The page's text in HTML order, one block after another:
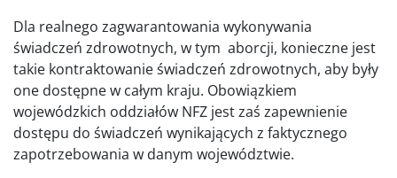
Dla realnego zagwarantowania wykonywania
świadczeń zdrowotnych, w tym aborcji, konieczne jest
takie kontraktowanie świadczeń zdrowotnych, aby były
one dostępne w całym kraju. Obowiązkiem
wojewódzkich oddziałów NFZ jest zaś zapewnienie
dostępu do świadczeń wynikających z faktycznego
zapotrzebowania w danym województwie.